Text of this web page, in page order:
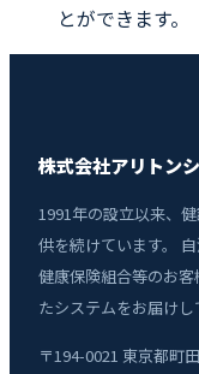
とができます。
株式会社アリトン
1991年の設立以来、
供を続けています。
健康保険組合等のお
たシステムをお届けし
〒194-0021 東京都町